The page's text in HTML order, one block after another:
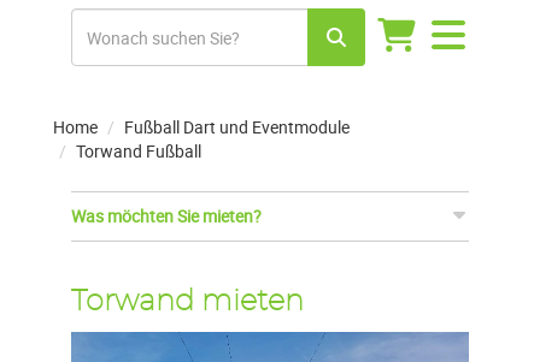
Navigation
umschalten
Home
Fußball Dart und Eventmodule
Torwand Fußball
Was möchten Sie mieten?
Torwand mieten